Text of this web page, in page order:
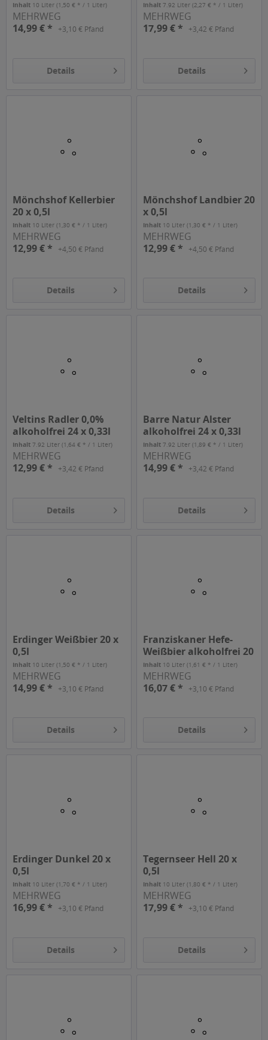
Inhalt 10 Liter(1,50 € * / 1 Liter)
MEHRWEG
14,99 € *
+3,10 € Pfand
Details
Inhalt7.92 Liter(2,27 € * / 1 Liter)
MEHRWEG
17,99 € *
+3,42 € Pfand
Details
Mönchshof Kellerbier
20 x 0,5l
Inhalt 10 Liter(1,30 € * / 1 Liter)
MEHRWEG
12,99 € *
+4,50 € Pfand
Details
Mönchshof Landbier 20
x 0,5l
Inhalt 10 Liter(1,30 € * / 1 Liter)
MEHRWEG
12,99 € *
+4,50 € Pfand
Details
Veltins Radler 0,0%
alkoholfrei 24 x 0,33l
Inhalt7.92 Liter(1,64 € * / 1 Liter)
MEHRWEG
12,99 € *
+3,42 € Pfand
Details
Barre Natur Alster
alkoholfrei 24 x 0,33l
Inhalt7.92 Liter(1,89 € * / 1 Liter)
MEHRWEG
14,99 € *
+3,42 € Pfand
Details
Erdinger Weißbier 20 x
0,5l
Inhalt 10 Liter(1,50 € * / 1 Liter)
MEHRWEG
14,99 € *
+3,10 € Pfand
Details
Franziskaner Hefe-
Weißbier alkoholfrei 20
x 0,5l
Inhalt 10 Liter(1,61 € * / 1 Liter)
MEHRWEG
16,07 € *
+3,10 € Pfand
Details
Erdinger Dunkel 20 x
0,5l
Inhalt 10 Liter(1,70 € * / 1 Liter)
MEHRWEG
16,99 € *
+3,10 € Pfand
Details
Tegernseer Hell 20 x
0,5l
Inhalt 10 Liter(1,80 € * / 1 Liter)
MEHRWEG
17,99 € *
+3,10 € Pfand
Details